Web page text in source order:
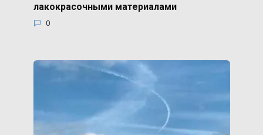
лакокрасочными материалами
0